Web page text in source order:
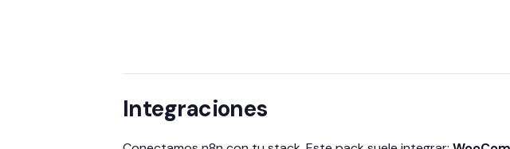
Integraciones